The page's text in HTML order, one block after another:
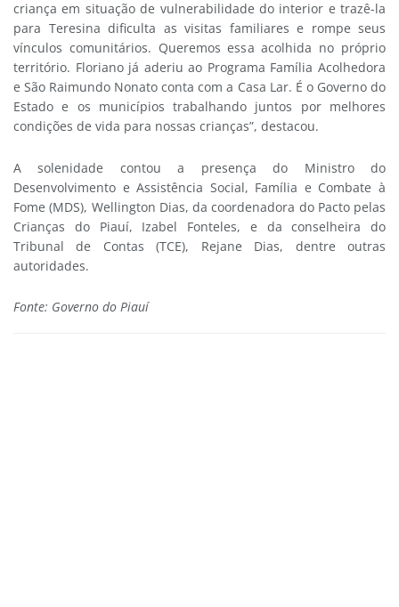
criança em situação de vulnerabilidade do interior e trazê-la
para Teresina dificulta as visitas familiares e rompe seus
vínculos comunitários. Queremos essa acolhida no próprio
território. Floriano já aderiu ao Programa Família Acolhedora
e São Raimundo Nonato conta com a Casa Lar. É o Governo do
Estado e os municípios trabalhando juntos por melhores
condições de vida para nossas crianças”, destacou.
A solenidade contou a presença do Ministro do
Desenvolvimento e Assistência Social, Família e Combate à
Fome (MDS), Wellington Dias, da coordenadora do Pacto pelas
Crianças do Piauí, Izabel Fonteles, e da conselheira do
Tribunal de Contas (TCE), Rejane Dias, dentre outras
autoridades.
Fonte: Governo do Piauí